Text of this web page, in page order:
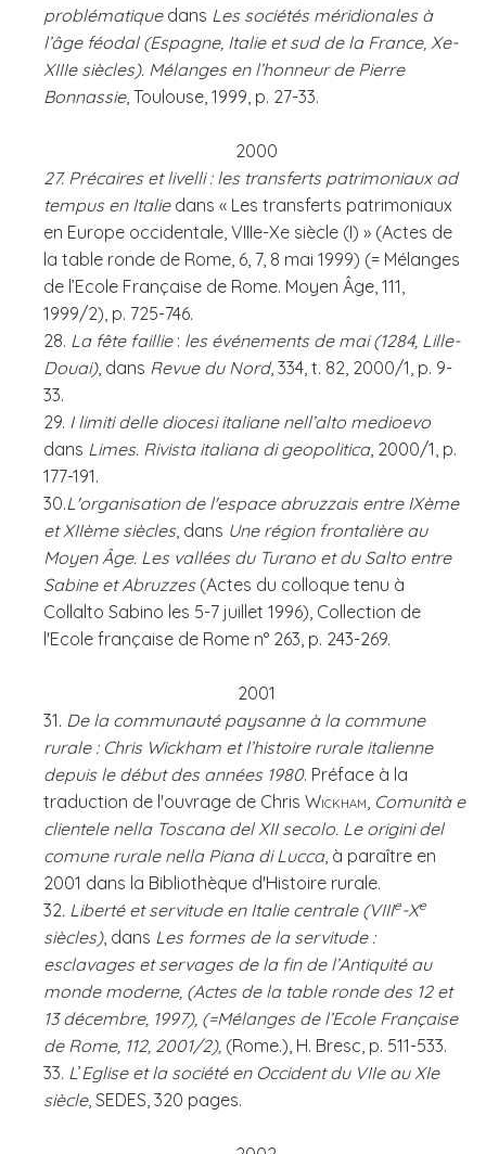
problématiquedans Les sociétés méridionales à
l’âge féodal (Espagne, Italie et sud de la France, Xe-
XIIIe siècles). Mélanges en l’honneur de Pierre
Bonnassie, Toulouse, 1999, p. 27-33.
2000
27. Précaires et livelli : les transferts patrimoniaux ad
tempus en Italiedans « Les transferts patrimoniaux
en Europe occidentale, VIIIe-Xe siècle (I) » (Actes de
la table ronde de Rome, 6, 7, 8 mai 1999) (= Mélanges
de l’Ecole Française de Rome. Moyen Âge, 111,
1999/2), p. 725-746.
28. La fête faillie: les événements de mai (1284, Lille-
Douai), dans Revue du Nord, 334, t. 82, 2000/1, p. 9-
33.
29. I limiti delle diocesi italiane nell’alto medioevo
dans Limes. Rivista italiana di geopolitica, 2000/1, p.
177-191.
30.L'organisation de l'espace abruzzais entre IXème
et XIIème siècles, dans Une région frontalière au
Moyen Âge. Les vallées du Turano et du Salto entre
Sabine et Abruzzes (Actes du colloque tenu à
Collalto Sabino les 5-7 juillet 1996), Collection de
l'Ecole française de Rome n° 263, p. 243-269.
2001
31. De la communauté paysanne à la commune
rurale : Chris Wickham et l’histoire rurale italienne
depuis le début des années 1980. Préface à la
traduction de l'ouvrage de Chris Wickham, Comunità e
clientele nella Toscana del XII secolo. Le origini del
comune rurale nella Piana di Lucca, à paraître en
2001 dans la Bibliothèque d'Histoire rurale.
32. Liberté et servitude en Italie centrale (VIIIe-Xe
siècles), dans Les formes de la servitude :
esclavages et servages de la fin de l’Antiquité au
monde moderne, (Actes de la table ronde des 12 et
13 décembre, 1997), (=Mélanges de l’Ecole Française
de Rome, 112, 2001/2), (Rome.), H. Bresc, p. 511-533.
33. L’Eglise et la société en Occident du VIIe au XIe
siècle, SEDES, 320 pages.